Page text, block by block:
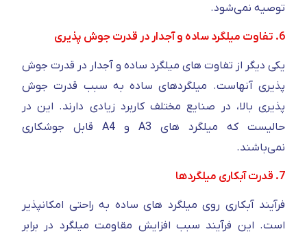
توصیه نمی‌شود.
6. تفاوت میلگرد ساده و آجدار در قدرت جوش پذیری
یکی دیگر از تفاوت های میلگرد ساده و آجدار در قدرت جوش
پذیری آنهاست. میلگردهای ساده به سبب قدرت جوش
پذیری بالا، در صنایع مختلف کاربرد زیادی دارند. این در
حالیست که میلگرد های A3 و A4 قابل جوشکاری
نمی‌باشند.
7. قدرت آبکاری میلگردها
فرآیند آبکاری روی میلگرد های ساده به راحتی امکانپذیر
است. این فرآیند سبب افزایش مقاومت میلگرد در برابر